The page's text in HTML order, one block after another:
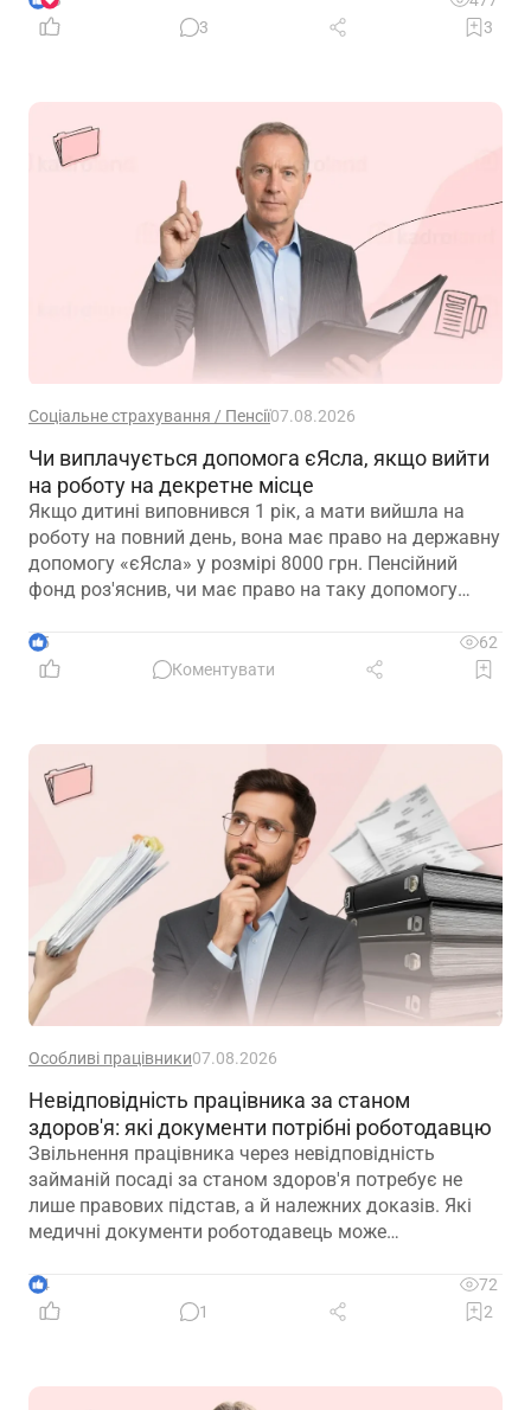
3
3
Соціальне страхування / Пенсії07.08.2026
Чи виплачується допомога єЯсла, якщо вийти
на роботу на декретне місце
Якщо дитині виповнився 1 рік, а мати вийшла на
роботу на повний день, вона має право на державну
допомогу «єЯсла» у розмірі 8000 грн. Пенсійний
фонд роз'яснив, чи має право на таку допомогу
5
62
Коментувати
Особливі працівники07.08.2026
Невідповідність працівника за станом
здоров'я: які документи потрібні роботодавцю
Звільнення працівника через невідповідність
займаній посаді за станом здоров'я потребує не
лише правових підстав, а й належних доказів. Які
медичні документи роботодавець може
обставини – розповідаємо далі
4
72
1
2